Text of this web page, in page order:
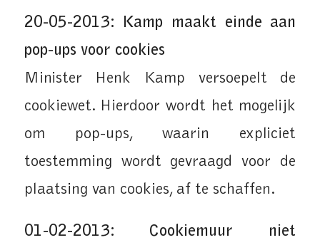
20-05-2013: Kamp maakt einde aan
pop-ups voor cookies
Minister Henk Kamp versoepelt de
cookiewet. Hierdoor wordt het mogelijk
om pop-ups, waarin expliciet
toestemming wordt gevraagd voor de
plaatsing van cookies, af te schaffen.
01-02-2013: Cookiemuur niet